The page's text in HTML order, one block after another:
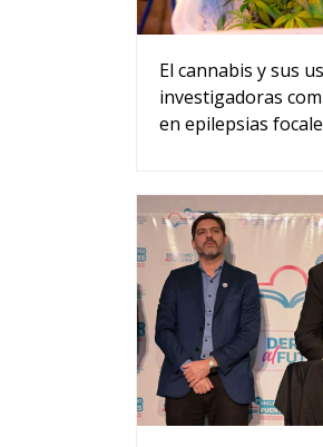
El cannabis y sus
investigadoras
en epilepsias